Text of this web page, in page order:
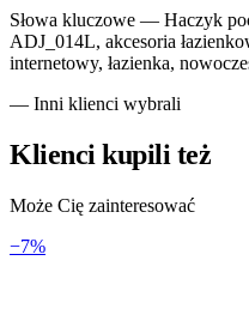
Słowa kluczowe — Haczyk
ADJ_014L, akcesoria
internetowy, łazienka,
— Inni klienci wybrali
Klienci kupili też
Może Cię zainteresować
−7%